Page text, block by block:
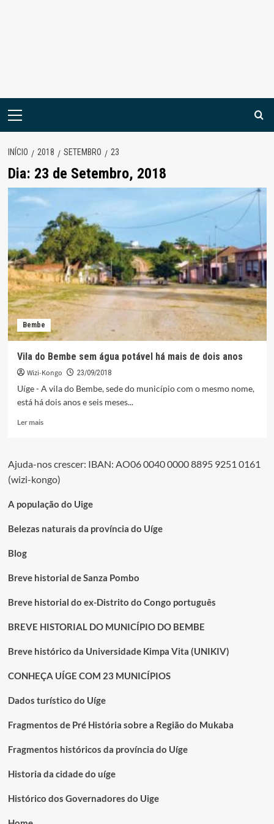
Menu
INÍCIO 2018 SETEMBRO 23
Dia: 23 de Setembro, 2018
Bembe
Vila do Bembe sem água potável há mais de dois anos
Wizi-Kongo 23/09/2018
Uíge - A vila do Bembe, sede do município com o mesmo nome,
está há dois anos e seis meses...
Ler maisLeia
do
Bembe
água
há
Ajuda-nos crescer: IBAN: AO06 0040 0000 8895 9251 0161
(wizi-kongo)
A população do Uige
Belezas naturais da província do Uíge
Blog
Breve historial de Sanza Pombo
Breve historial do ex-Distrito do Congo português
BREVE HISTORIAL DO MUNICÍPIO DO BEMBE
Breve histórico da Universidade Kimpa Vita (UNIKIV)
CONHEÇA UÍGE COM 23 MUNICÍPIOS
Dados turístico do Uíge
Fragmentos de Pré História sobre a Região do Mukaba
Fragmentos históricos da província do Uíge
Historia da cidade do uíge
Histórico dos Governadores do Uige